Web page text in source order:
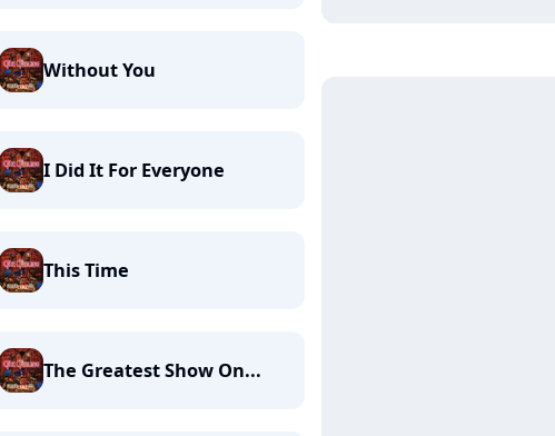
Without You
I Did It For Everyone
This Time
The Greatest Show On...